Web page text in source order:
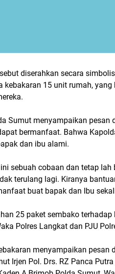
diserahkan secara
kebakaran 15 unit rumah,
Sumut menyampaikan pesan
bermanfaat. Bahwa
dan ibu alami.
sebuah cobaan dan tetap lah
terulang lagi. Kiranya
buat bapak dan Ibu
25 paket sembako
Polres Langkat dan PJU
menyampaikan pesan
Irjen Pol. Drs. RZ Panca